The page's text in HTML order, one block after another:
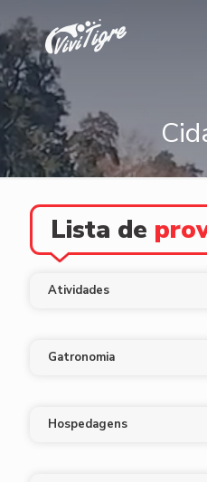
Lista de
Atividades
Gatronomia
Hospedagens